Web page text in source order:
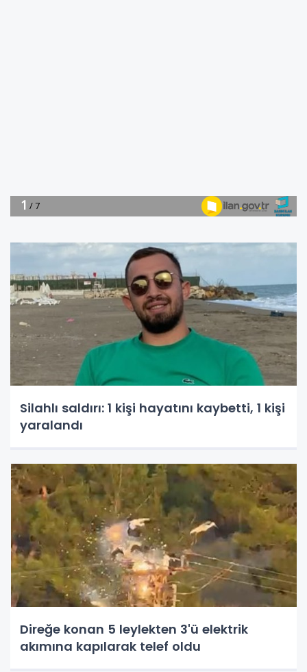
Silahlı saldırı: 1 kişi hayatını kaybetti, 1 kişi
yaralandı
Direğe konan 5 leylekten 3'ü elektrik
akımına kapılarak telef oldu